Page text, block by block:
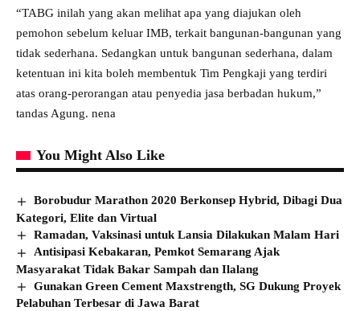
“TABG inilah yang akan melihat apa yang diajukan oleh
pemohon sebelum keluar IMB, terkait bangunan-bangunan yang
tidak sederhana. Sedangkan untuk bangunan sederhana, dalam
ketentuan ini kita boleh membentuk Tim Pengkaji yang terdiri
atas orang-perorangan atau penyedia jasa berbadan hukum,”
tandas Agung. nena
You Might Also Like
Borobudur Marathon 2020 Berkonsep Hybrid, Dibagi Dua
Kategori, Elite dan Virtual
Ramadan, Vaksinasi untuk Lansia Dilakukan Malam Hari
Antisipasi Kebakaran, Pemkot Semarang Ajak
Masyarakat Tidak Bakar Sampah dan Ilalang
Gunakan Green Cement Maxstrength, SG Dukung Proyek
Pelabuhan Terbesar di Jawa Barat